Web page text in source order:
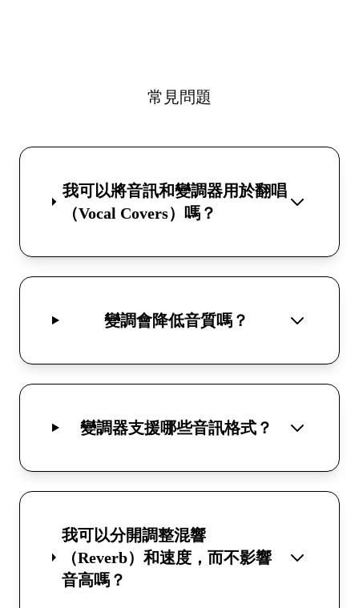
常見問題
我可以將音訊和變調器用於翻唱
（Vocal Covers）嗎？
變調會降低音質嗎？
變調器支援哪些音訊格式？
我可以分開調整混響
（Reverb）和速度，而不影響
音高嗎？